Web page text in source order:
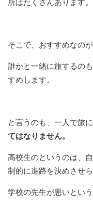
そこで、おすすめなのが
誰かと一緒に旅するの
すめします。
と言うのも、一人で旅
てはなりません。
高校生のというのは、
制的に進路を決めさせら
学校の先生が悪いとい